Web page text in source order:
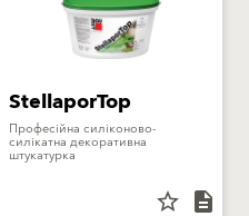
StellaporTop
Професійна силіконово-
силікатна декоративна
штукатурка
star_border description